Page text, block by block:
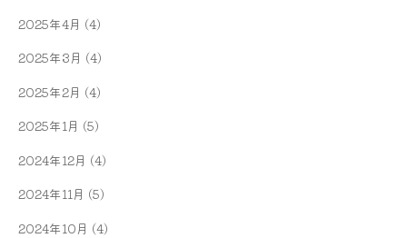
2025年4月 (4)
2025年3月 (4)
2025年2月 (4)
2025年1月 (5)
2024年12月 (4)
2024年11月 (5)
2024年10月 (4)